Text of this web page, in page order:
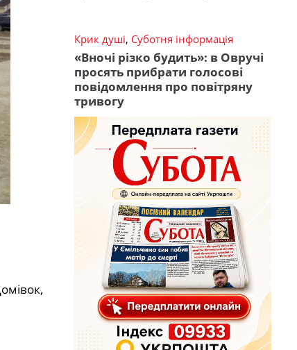
Крик душі, Суботня інформація
«Вночі різко будить»: в Овручі
просять прибрати голосові
повідомлення про повітряну
тривогу